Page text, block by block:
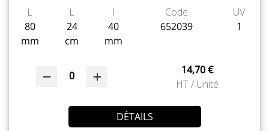
L
80
mm
L
24
cm
l
40
mm
Code
652039
UV
1
0
14,70 €
HT / Unité
DÉTAILS